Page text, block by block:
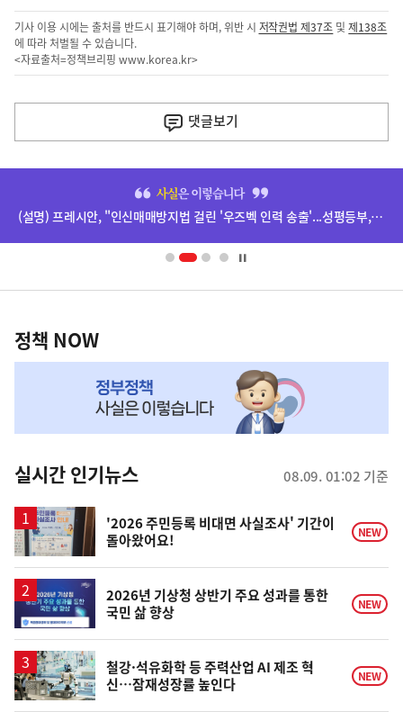
기사 이용 시에는 출처를 반드시 표기해야 하며, 위반 시 저작권법 제37조 및제138조
에 따라 처벌될 수 있습니다.
<자료출처=정책브리핑 www.korea.kr>
다
음
기
사
댓글보기
배
영
(설명) 프레시안, "인신매매방지법 걸린 '우즈벡 인력 송출'...성평등부,노동·법무부에 개선 요청" 관련
책
NOW,
뉴
스
정책 NOW
실시간 인기뉴스 08.09. 01:02 기준
'2026 주민등록 비대면 사실조사' 기간이
돌아왔어요!
NEW
2026년 기상청 상반기 주요 성과를 통한
국민 삶 향상
NEW
철강·석유화학 등 주력산업 AI 제조 혁
신…잠재성장률 높인다
NEW